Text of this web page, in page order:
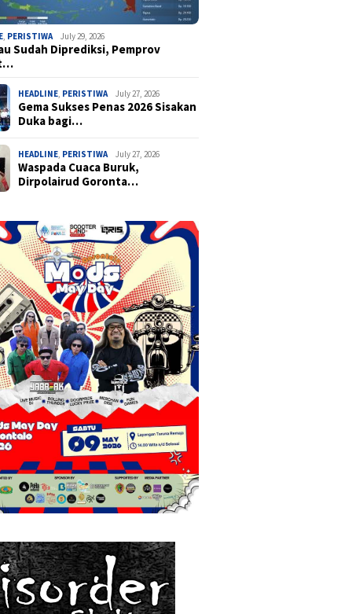
, PERISTIWA July 29, 2026
Sudah Diprediksi, Pemprov
HEADLINE, PERISTIWA July 27, 2026
Gema Sukses Penas 2026 Sisakan
Duka bagi…
HEADLINE, PERISTIWA July 27, 2026
Waspada Cuaca Buruk,
Dirpolairud Goronta…